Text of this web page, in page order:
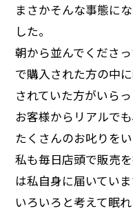
まさかそんな事態に
した。
朝から並んでくださ
で購入された方の中
されていた方がいら
お客様からリアルで
たくさんのお叱りをい
私も毎日店頭で販売
は私自身に届いていま
いろいろと考えて眠